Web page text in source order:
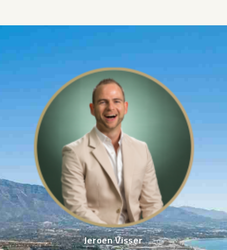
Jeroen Visser